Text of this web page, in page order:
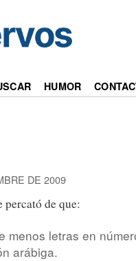
HUMOR
DE 2009
percató de que:
menos letras en
arábiga.